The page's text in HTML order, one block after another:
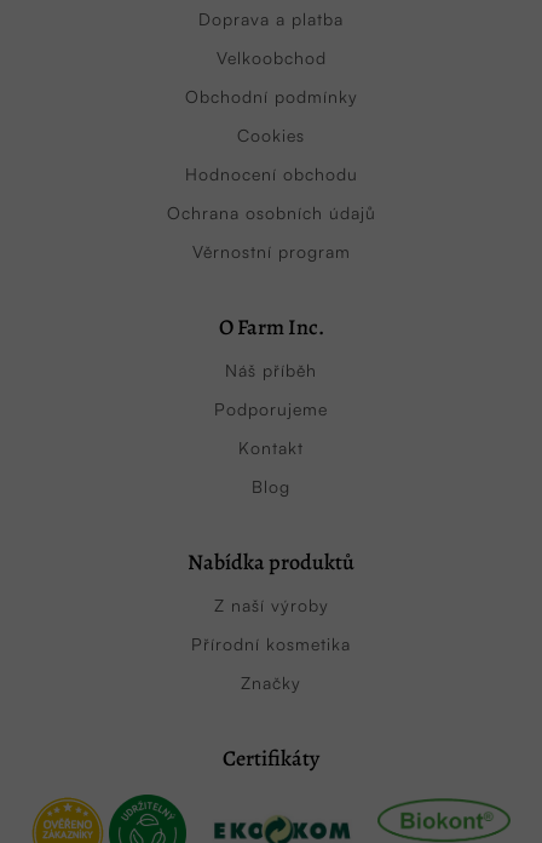
Doprava a platba
Velkoobchod
Obchodní podmínky
Cookies
Hodnocení obchodu
Ochrana osobních údajů
Věrnostní program
O Farm Inc.
Náš příběh
Podporujeme
Kontakt
Blog
Nabídka produktů
Z naší výroby
Přírodní kosmetika
Značky
Certifikáty